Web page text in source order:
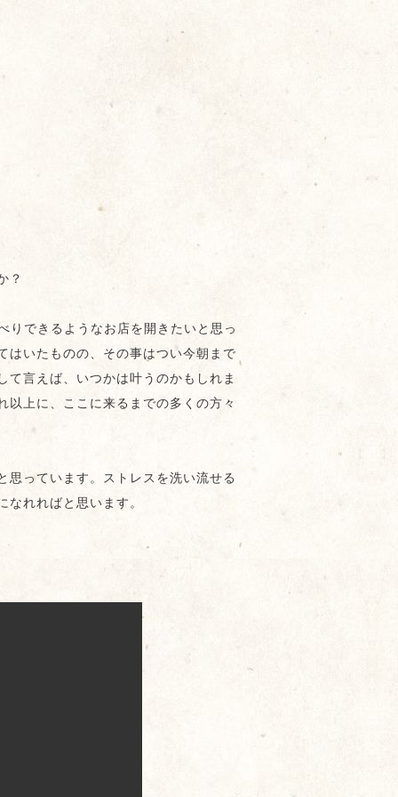
？
りできるようなお店を開きたいと思っ
はいたものの、その事はつい今朝まで
言えば、いつかは叶うのかもしれま
上に、ここに来るまでの多くの方々
っています。ストレスを洗い流せる
れればと思います。